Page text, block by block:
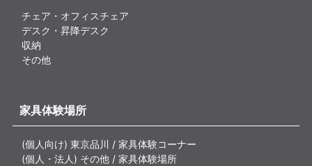
チェア・オフィスチェア
デスク・昇降デスク
収納
その他
家具体験場所
(個人向け) 東京品川 / 家具体験コーナー
(個人・法人) その他 / 家具体験場所